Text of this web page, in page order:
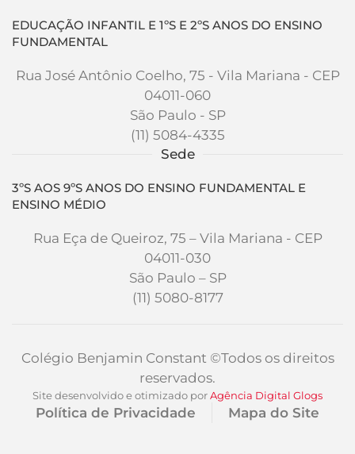
EDUCAÇÃO INFANTIL E 1ºS E 2ºS ANOS DO ENSINO
FUNDAMENTAL
Rua José Antônio Coelho, 75 - Vila Mariana - CEP
04011-060
São Paulo - SP
(11) 5084-4335
Sede
3ºS AOS 9ºS ANOS DO ENSINO FUNDAMENTAL E
ENSINO MÉDIO
Rua Eça de Queiroz, 75 – Vila Mariana - CEP
04011-030
São Paulo – SP
(11) 5080-8177
Colégio Benjamin Constant ©Todos os direitos
reservados.
Site desenvolvido e otimizado porAgência Digital Glogs
Política de Privacidade Mapa do Site